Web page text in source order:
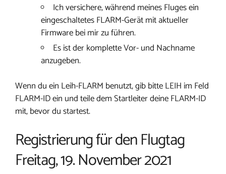
Ich versichere, während meines Fluges ein
eingeschaltetes FLARM-Gerät mit aktueller
Firmware bei mir zu führen.
Es ist der komplette Vor- und Nachname
anzugeben.
Wenn du ein Leih-FLARM benutzt, gib bitte LEIH im Feld
FLARM-ID ein und teile dem Startleiter deine FLARM-ID
mit, bevor du startest.
Registrierung für den Flugtag
Freitag, 19. November 2021